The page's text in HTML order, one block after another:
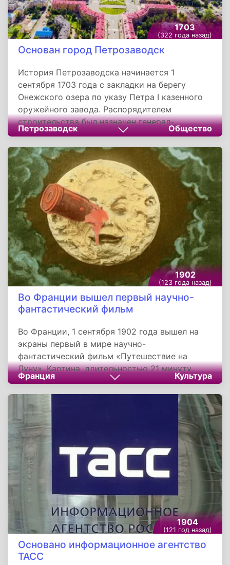
1703
(322 года назад)
Основан город Петрозаводск
История Петрозаводска начинается 1
сентября 1703 года с закладки на берегу
Онежского озера по указу Петра I казенного
оружейного завода. Распорядителем
строительства был назначен генерал-
губернатор Санкт-Петербурга князь
Александр Меншиков. Место нового
производства выбрала специальная
экспедиция, организованная Рудным приказом
«для прииску руд» в Олонецком уезде.
Петрозаводск Общество
1902
(123 года назад)
Во Франции вышел первый научно-
фантастический фильм
Во Франции, 1 сентября 1902 года вышел на
экраны первый в мире научно-
фантастический фильм «Путешествие на
Луну». Картина, длительностью 21 минуту,
стала одним из самых знаменитых работ
режиссера Жоржа Мельеса. Немая
короткометражная комедия, пародирует
сюжеты романов Жюля Верна «Из пушки на
Луну» и Герберта Уэллса «Первые люди на
Луне».
Франция Культура
1904
(121 год назад)
Основано информационное агентство
ТАСС